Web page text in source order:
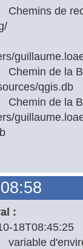
de
de la BD
qgis.db
de la BD
: